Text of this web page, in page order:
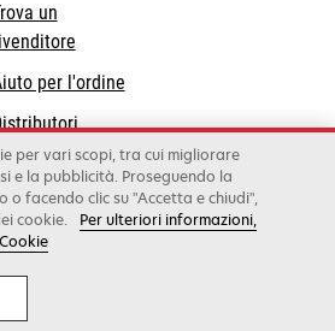
un
per l'ordine
Inc., a Xerox Company
sono riservati.
per vari scopi, tra cui migliorare
e la pubblicità. Proseguendo la
o facendo clic su "Accetta e chiudi",
cookie.
Per ulteriori informazioni,